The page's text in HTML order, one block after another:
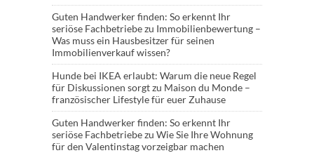
Guten Handwerker finden: So erkennt Ihr
seriöse Fachbetriebezu Immobilienbewertung –
Was muss ein Hausbesitzer für seinen
Immobilienverkauf wissen?
Hunde bei IKEA erlaubt: Warum die neue Regel
für Diskussionen sorgtzu Maison du Monde –
französischer Lifestyle für euer Zuhause
Guten Handwerker finden: So erkennt Ihr
seriöse Fachbetriebezu Wie Sie Ihre Wohnung
für den Valentinstag vorzeigbar machen